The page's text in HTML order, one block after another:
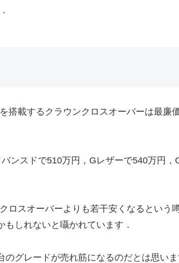
搭載するクラウンクロスオーバーは最廉
ンスドで510万円，Gレザーで540万円，
ロスオーバーよりも若干安くなるという
もしれないと囁かれています．
グレードが売れ筋になるのだとは思いま